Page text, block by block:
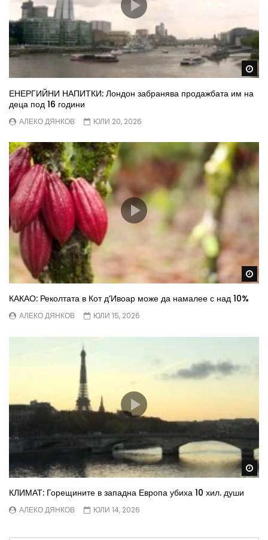
ЕНЕРГИЙНИ НАПИТКИ: Лондон забранява продажбата им на
деца под 16 години
АЛЕКО ДЯНКОВ ЮЛИ 20, 2026
КАКАО: Реколтата в Кот д’Ивоар може да намалее с над 10%
АЛЕКО ДЯНКОВ ЮЛИ 15, 2026
КЛИМАТ: Горещините в западна Европа убиха 10 хил. души
АЛЕКО ДЯНКОВ ЮЛИ 14, 2026